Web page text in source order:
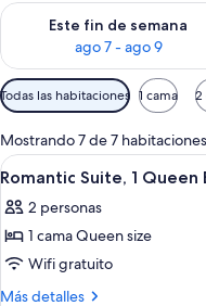
Este fin de semana
ago 7 - ago 9
Consulta la
Filtros
disponibles
para
las
habitaciones
Todas las habitaciones 1 cama 2
Mostrando 7 de 7 habitaciones
Ver
todas
las
fotos
de
Romantic
6
Romantic Suite, 1 Queen
2 personas
1 cama Queen size
Wifi gratuito
Más detalles
Más